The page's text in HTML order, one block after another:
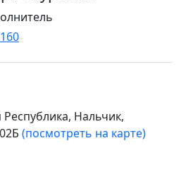
Нальчик,
(посмотреть на карте)